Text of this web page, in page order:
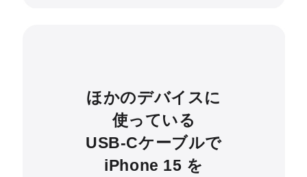
ほかのデバイスに
使っている
USB-Cケーブルで
iPhone 15 を